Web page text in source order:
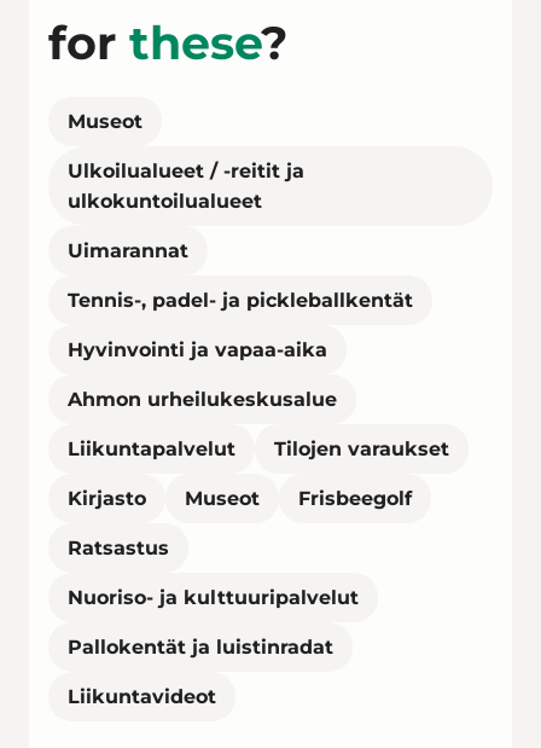
for these?
Museot
Ulkoilualueet / -reitit ja
ulkokuntoilualueet
Uimarannat
Tennis-, padel- ja pickleballkentät
Hyvinvointi ja vapaa-aika
Ahmon urheilukeskusalue
Liikuntapalvelut Tilojen varaukset
Kirjasto Museot Frisbeegolf
Ratsastus
Nuoriso- ja kulttuuripalvelut
Pallokentät ja luistinradat
Liikuntavideot